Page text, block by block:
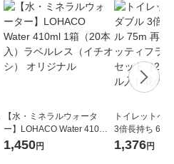
【水・ミネラルウォータ
ー】LOHACO Water 410ml
1箱（20本入）ラベルレス
1,450円
トイレットペ
3倍長持ち 6ロール
紙配合 スコッ
1,376円